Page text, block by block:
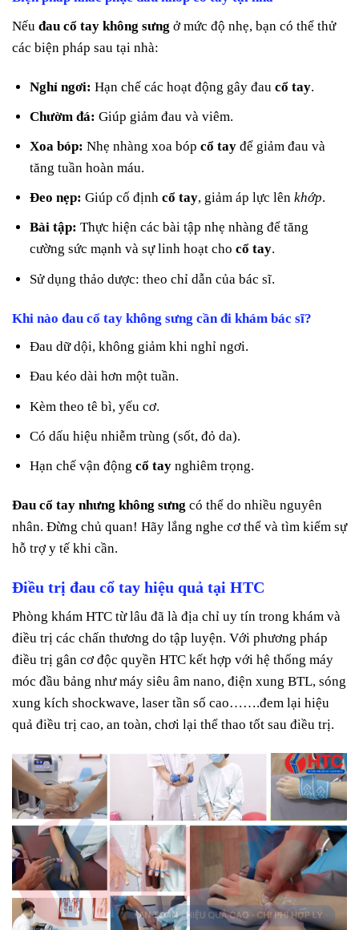
Nếu đau cổ tay không sưng ở mức độ nhẹ, bạn có thể thử
các biện pháp sau tại nhà:
Nghỉ ngơi: Hạn chế các hoạt động gây đaucổ tay.
Chườm đá: Giúp giảm đau và viêm.
Xoa bóp: Nhẹ nhàng xoa bópcổ tay để giảm đau và
tăng tuần hoàn máu.
Đeo nẹp: Giúp cố địnhcổ tay, giảm áp lực lênkhớp.
Bài tập: Thực hiện các bài tập nhẹ nhàng để tăng
cường sức mạnh và sự linh hoạt chocổ tay.
Sử dụng thảo dược: theo chỉ dẫn của bác sĩ.
Khi nào đau cổ tay không sưng cần đi khám bác sĩ?
Đau dữ dội, không giảm khi nghỉ ngơi.
Đau kéo dài hơn một tuần.
Kèm theo tê bì, yếu cơ.
Có dấu hiệu nhiễm trùng (sốt, đỏ da).
Hạn chế vận độngcổ tay nghiêm trọng.
Đau cổ tay nhưng không sưng có thể do nhiều nguyên
nhân. Đừng chủ quan! Hãy lắng nghe cơ thể và tìm kiếm sự
hỗ trợ y tế khi cần.
Điều trị đau cổ tay hiệu quả tại HTC
Phòng khám HTC từ lâu đã là địa chỉ uy tín trong khám và
điều trị các chấn thương do tập luyện. Với phương pháp
điều trị gân cơ độc quyền HTC kết hợp với hệ thống máy
móc đầu bảng như máy siêu âm nano, điện xung BTL, sóng
xung kích shockwave, laser tần số cao…….đem lại hiệu
quả điều trị cao, an toàn, chơi lại thể thao tốt sau điều trị.